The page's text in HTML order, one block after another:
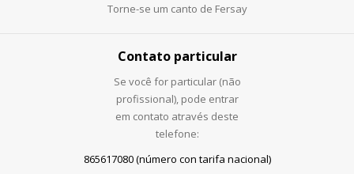
Torne-se um canto de Fersay
Contato particular
Se você for particular (não
profissional), pode entrar
em contato através deste
telefone:
865617080 (número con tarifa nacional)